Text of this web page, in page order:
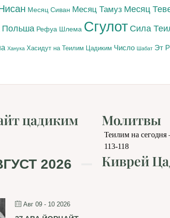
Месяц Сиван Месяц Тамуз Месяц
Польша Рефуа Шлема Сгулот Сила
Ханука Хасидут на Теилим Цадиким Число Шабат Эт
цадиким
2026
Авг 09 - 10 2026
Молитвы
Теилим на сегодня
113-118
Киврей